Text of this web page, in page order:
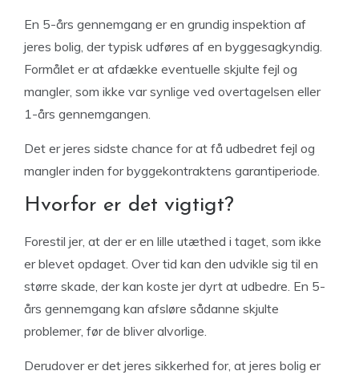
En 5-års gennemgang er en grundig inspektion af
jeres bolig, der typisk udføres af en byggesagkyndig.
Formålet er at afdække eventuelle skjulte fejl og
mangler, som ikke var synlige ved overtagelsen eller
1-års gennemgangen.
Det er jeres sidste chance for at få udbedret fejl og
mangler inden for byggekontraktens garantiperiode.
Hvorfor er det vigtigt?
Forestil jer, at der er en lille utæthed i taget, som ikke
er blevet opdaget. Over tid kan den udvikle sig til en
større skade, der kan koste jer dyrt at udbedre. En 5-
års gennemgang kan afsløre sådanne skjulte
problemer, før de bliver alvorlige.
Derudover er det jeres sikkerhed for, at jeres bolig er